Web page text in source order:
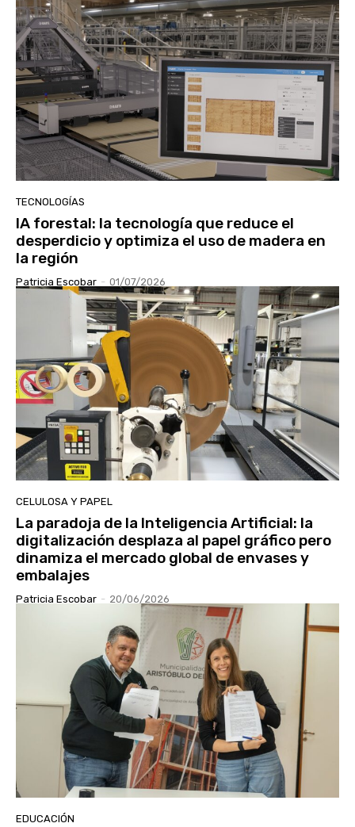
TECNOLOGÍAS
IA forestal: la tecnología que reduce el
desperdicio y optimiza el uso de madera en
la región
Patricia Escobar - 01/07/2026
CELULOSA Y PAPEL
La paradoja de la Inteligencia Artificial: la
digitalización desplaza al papel gráfico pero
dinamiza el mercado global de envases y
embalajes
Patricia Escobar - 20/06/2026
EDUCACIÓN